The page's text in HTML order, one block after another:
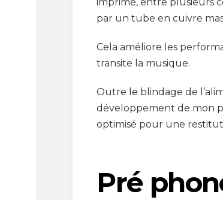
imprimé, entre plusieurs
par un tube en cuivre
Cela améliore les
transite la musique.
Outre le blindage de
développement de mon
optimisé pour une
Pré